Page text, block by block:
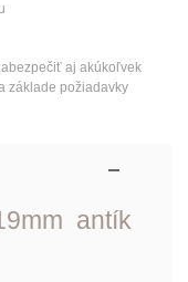
aj akúkoľvek
základe požiadavky
antík